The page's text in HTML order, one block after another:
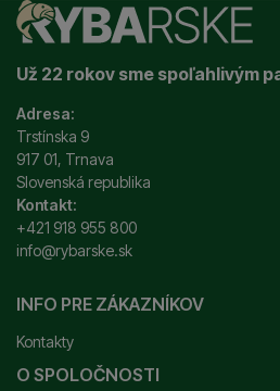
Už 22 rokov sme spoľahlivým
Adresa:
Trstínska 9
917 01, Trnava
Slovenská republika
Kontakt:
+421 918 955 800
info@rybarske.sk
INFO PRE ZÁKAZNÍKOV
Kontakty
Sledovanie vašej zásielky
O SPOLOČNOSTI